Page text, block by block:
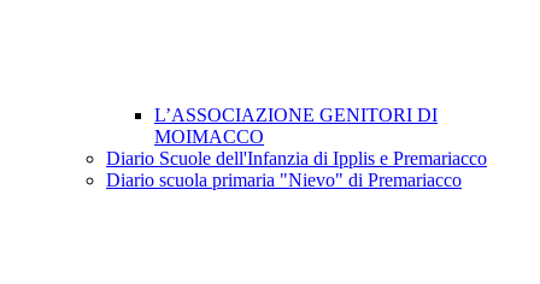
L’ASSOCIAZIONE GENITORI DI
MOIMACCO
Diario Scuole dell'Infanzia di Ipplis e Premariacco
Diario scuola primaria "Nievo" di Premariacco